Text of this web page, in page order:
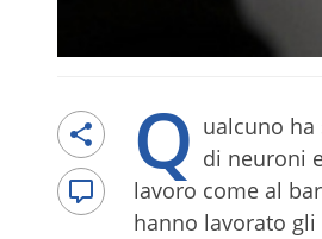
Q ualcuno ha
di neuroni
lavoro come al
hanno lavorato